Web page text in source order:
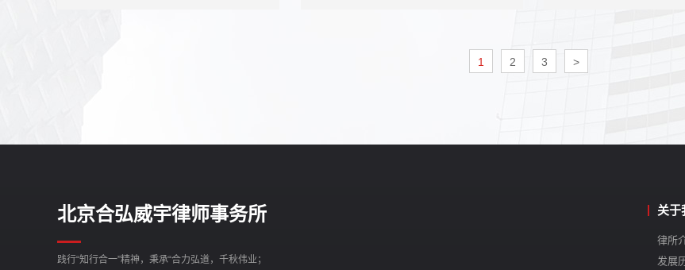
1 2 3 >
北京合弘威宇律师事务所
践行“知行合一”精神，秉承“合力弘道，千秋伟业；
关于
律所
发展